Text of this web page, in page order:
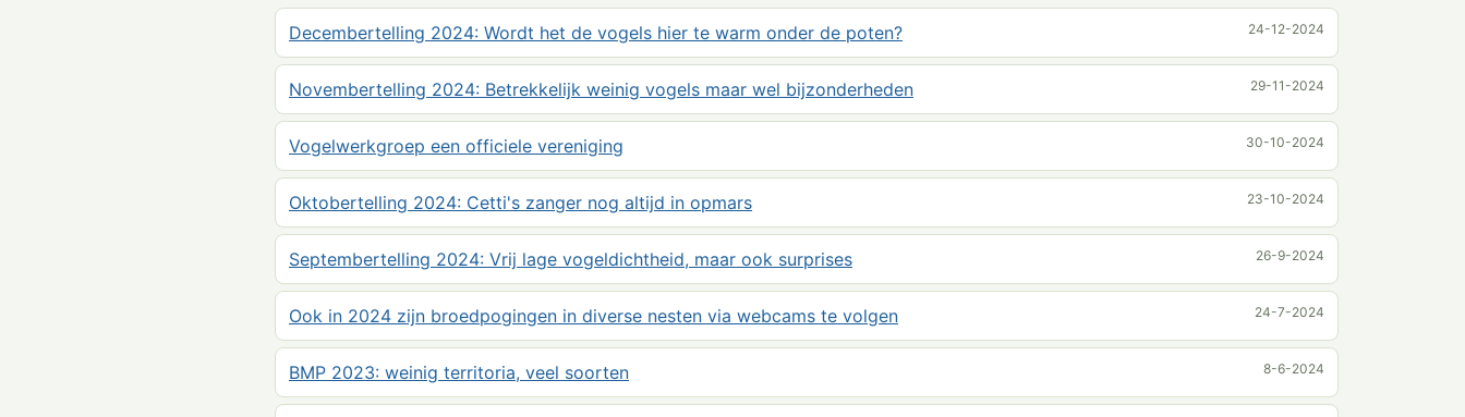
Decembertelling 2024: Wordt het de vogels hier te warm onder de poten? 24-12-2024
Novembertelling 2024: Betrekkelijk weinig vogels maar wel bijzonderheden 29-11-2024
Vogelwerkgroep een officiele vereniging 30-10-2024
Oktobertelling 2024: Cetti's zanger nog altijd in opmars 23-10-2024
Septembertelling 2024: Vrij lage vogeldichtheid, maar ook surprises 26-9-2024
Ook in 2024 zijn broedpogingen in diverse nesten via webcams te volgen 24-7-2024
BMP 2023: weinig territoria, veel soorten 8-6-2024